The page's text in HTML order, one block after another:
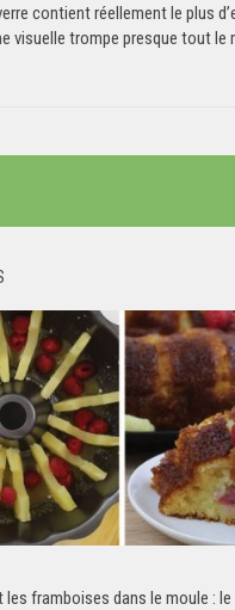
contient réellement le plus
visuelle trompe presque tout le
les framboises dans le moule :